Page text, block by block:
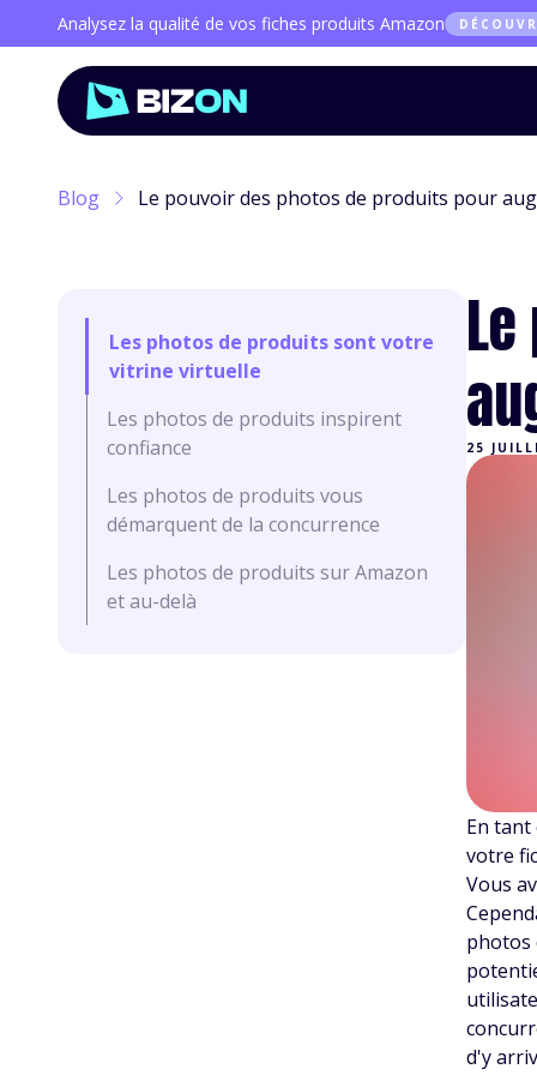
Analysez la qualité de vos fiches produits Amazon
Blog Le pouvoir des photos de produits pour
Les photos de produits sont votre
vitrine virtuelle
Les photos de produits inspirent
confiance
Les photos de produits vous
démarquent de la concurrence
Les photos de produits sur Amazon
et au-delà
25
En
votre
Vous
photos
d'y